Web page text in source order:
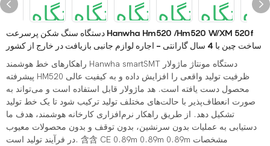
دستگاه سنگ شکن پرسرعت Hanwha Hm520 /Hm520 W/XM 520f
ساخت چین با 4 سال گارانتی - اجاره لوازم جانبی بازیافت در خارج از کشور
راهکارهای خط هوشمند Hanwha smartSMT دستگاه مونتاژ ماژولار
پیشرفته HM520 ظرفیت تولید واقعی را افزایش داده و به کیفیت عالی
محصول دست یافته است. هد ماژولار قابل استفاده است و می‌تواند به
صورت انعطاف‌پذیر با حالت‌های مختلف تولید ترکیب شود تا یک خط تولید
تشکیل دهد. از طریق راهکار نرم‌افزاری کارخانه هوشمند، هدف ما
دستیابی به عملیات بدون سرنشین، بدون توقف و بدون محصولات معیوب
در فرآیند تولید است. 含含 CE 0.89m 0.89m 0.89m مشخصات